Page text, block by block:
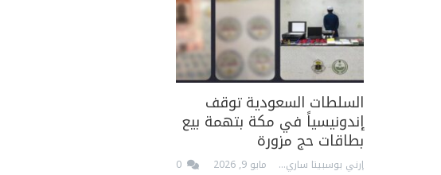
السلطات السعودية توقف
إندونيسياً في مكة بتهمة بيع
بطاقات حج مزورة
إرني بوسبيتا ساري مايو 9, 2026